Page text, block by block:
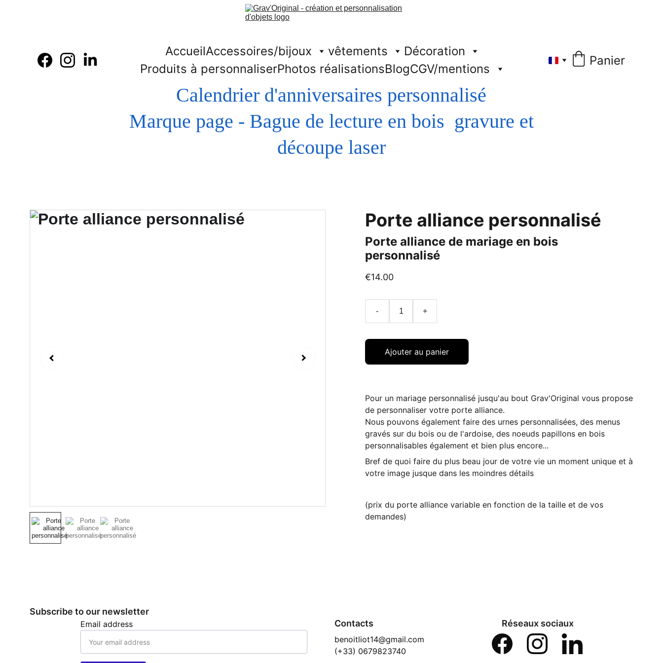
AccueilAccessoires/bijoux vêtements
Décoration
Produits à personnaliserPhotos réalisationsBlogCGV/mentions
Panier
Calendrier d'anniversaires personnalisé
découpe laser
Porte alliance personnalisé
Porte alliance de mariage en bois
personnalisé
€14.00
- +
Ajouter au panier
Pour un mariage personnalisé jusqu'au bout Grav'Original vous propose
de personnaliser votre porte alliance.
Nous pouvons également faire des urnes personnalisées, des menus
gravés sur du bois ou de l'ardoise, des noeuds papillons en bois
personnalisables également et bien plus encore...
Bref de quoi faire du plus beau jour de votre vie un moment unique et à
votre image jusque dans les moindres détails
(prix du porte alliance variable en fonction de la taille et de vos
demandes)
Contacts
Email address
benoitliot14@gmail.com
(+33) 0679823740
Réseaux sociaux
Subscribe to our newsletter